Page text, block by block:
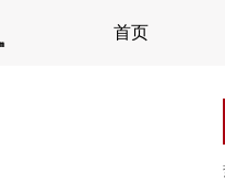
首页